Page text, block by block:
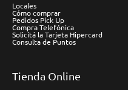
Locales
Cómo comprar
Pedidos Pick Up
Compra Telefónica
Solicitá la Tarjeta Hipercard
Consulta de Puntos
Tienda Online